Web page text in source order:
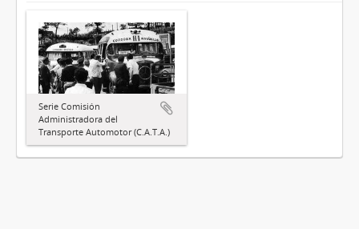
Serie Comisión
Administradora del
Transporte Automotor (C.A.T.A.)